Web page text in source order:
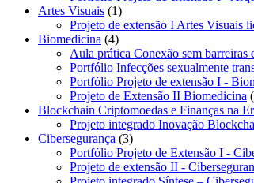
Artes Visuais 11
produto
Projeto de extensão I Artes Visuais
Biomedicina 44
produtos
Aula prática Conexão sem barreiras
Portfólio Infecções sexualmente
Portfólio Projeto de extensão I -
Projeto de Extensão II Biomedicina
Blockchain Criptomoedas e Finanças na
Projeto integrado Inovação
Cibersegurança 33
produtos
Portfólio Projeto de Extensão I -
Projeto de extensão II -